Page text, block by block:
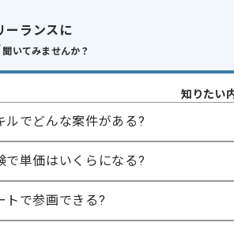
週5日常駐での作業を想定しております
ーランスに
聞いてみませんか？
知りたい
ルでどんな案件がある?
で単価はいくらになる?
トで参画できる?